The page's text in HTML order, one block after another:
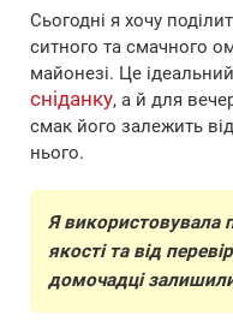
Сьогодні я хочу
ситного та смачного
майонезі. Це
сніданку, а й для
смак його залежить
нього.
Я використовувала
якості та від
домочадці